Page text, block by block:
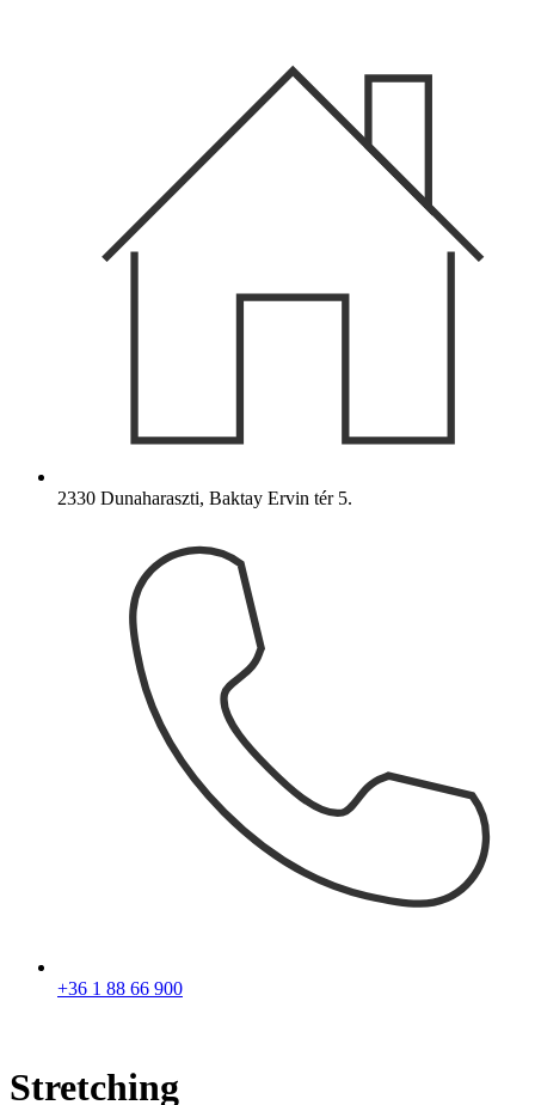
2330 Dunaharaszti, Baktay Ervin tér 5.
+36 1 88 66 900
Stretching